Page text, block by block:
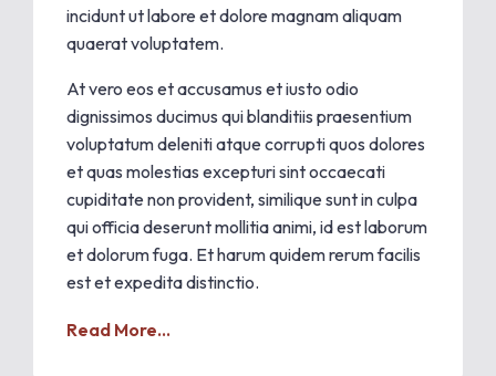
incidunt ut labore et dolore magnam aliquam
quaerat voluptatem.
At vero eos et accusamus et iusto odio
dignissimos ducimus qui blanditiis praesentium
voluptatum deleniti atque corrupti quos dolores
et quas molestias excepturi sint occaecati
cupiditate non provident, similique sunt in culpa
qui officia deserunt mollitia animi, id est laborum
et dolorum fuga. Et harum quidem rerum facilis
est et expedita distinctio.
Read More...